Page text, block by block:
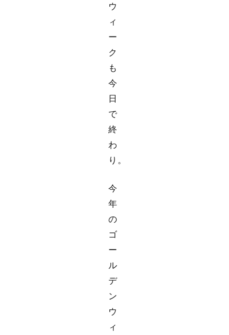
ウ
ィ
ー
ク
も
今
日
で
終
わ
り。
今
年
の
ゴ
ー
ル
デ
ン
ウ
ィ